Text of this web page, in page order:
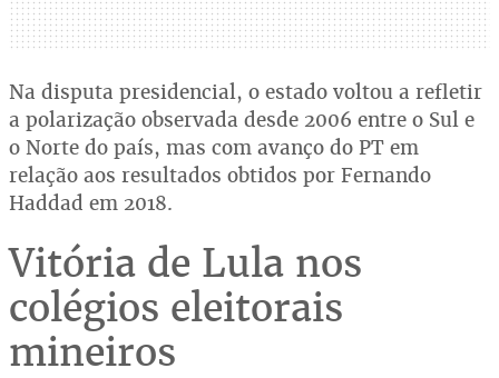
Na disputa presidencial, o estado voltou a refletir
a polarização observada desde 2006 entre o Sul e
o Norte do país, mas com avanço do PT em
relação aos resultados obtidos por Fernando
Haddad em 2018.
Vitória de Lula nos
colégios eleitorais
mineiros